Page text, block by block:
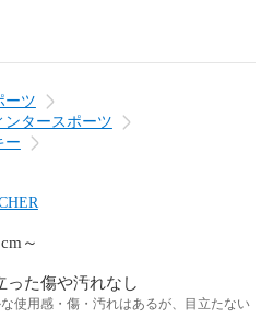
ーツ
ンタースポーツ
ー
～
った傷や汚れなし
使用感・傷・汚れはあるが、目立たない